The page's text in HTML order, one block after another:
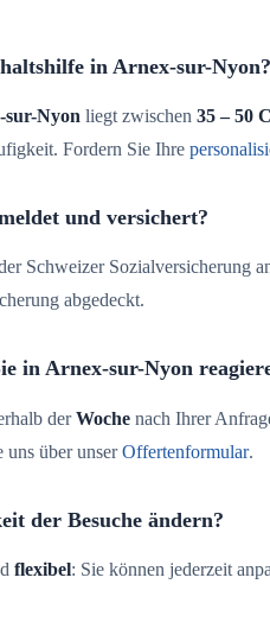
in Arnex-sur-Nyon?
Nyon liegt zwischen 35 – 50
Fordern Sie Ihre
und versichert?
Schweizer Sozialversicherung
abgedeckt.
in Arnex-sur-Nyon
derWoche nach Ihrer
uns über unserOffertenformular.
der Besuche ändern?
flexibel: Sie können jederzeit